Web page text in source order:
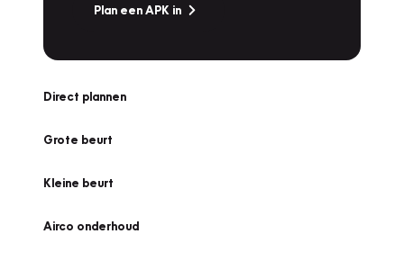
Plan een APK in
Direct plannen
Grote beurt
Kleine beurt
Airco onderhoud